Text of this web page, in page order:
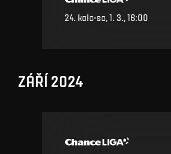
24. kolo so, 1. 3., 16:00
ZÁŘÍ 2024